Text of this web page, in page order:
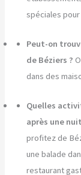
spéciales
Peut-on
de Béziers ?
dans des
Quelles
après une
profitez de
une balade
restaurant